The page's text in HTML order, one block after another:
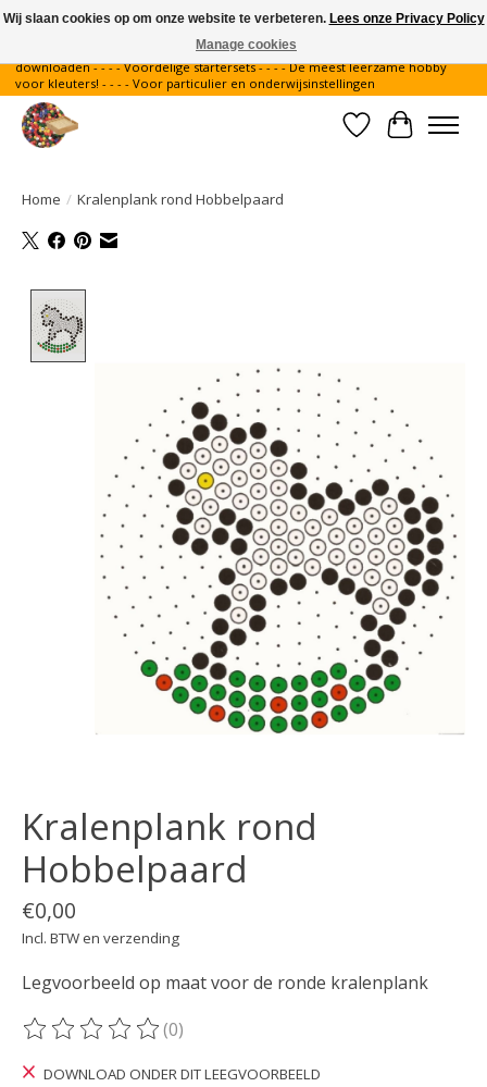
Gratis verzending binnen Nederland - - - - Legvoorbeelden gratis te
downloaden - - - - Voordelige startersets - - - - De meest leerzame hobby
voor kleuters! - - - - Voor particulier en onderwijsinstellingen
Verlanglijst
Home / Kralenplank rond Hobbelpaard
Kralenplank rond
Hobbelpaard
€0,00
Incl. BTW en verzending
Legvoorbeeld op maat voor de ronde kralenplank
De beoordeling van dit product is
(0)
DOWNLOAD ONDER DIT LEEGVOORBEELD
Wij slaan cookies op om onze website te verbeteren. Lees onze Privacy Policy
Manage cookies